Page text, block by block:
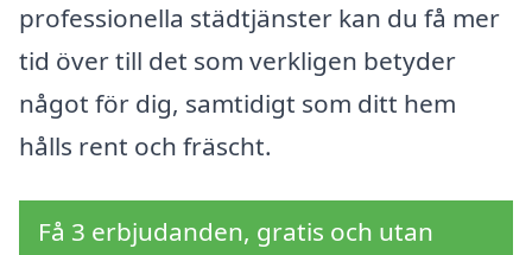
professionella städtjänster kan du få mer
tid över till det som verkligen betyder
något för dig, samtidigt som ditt hem
hålls rent och fräscht.
Få 3 erbjudanden, gratis och utan